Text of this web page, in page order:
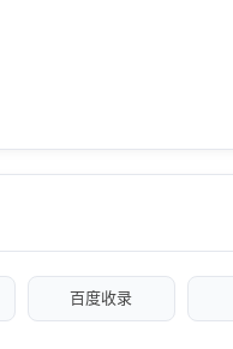
百度收录